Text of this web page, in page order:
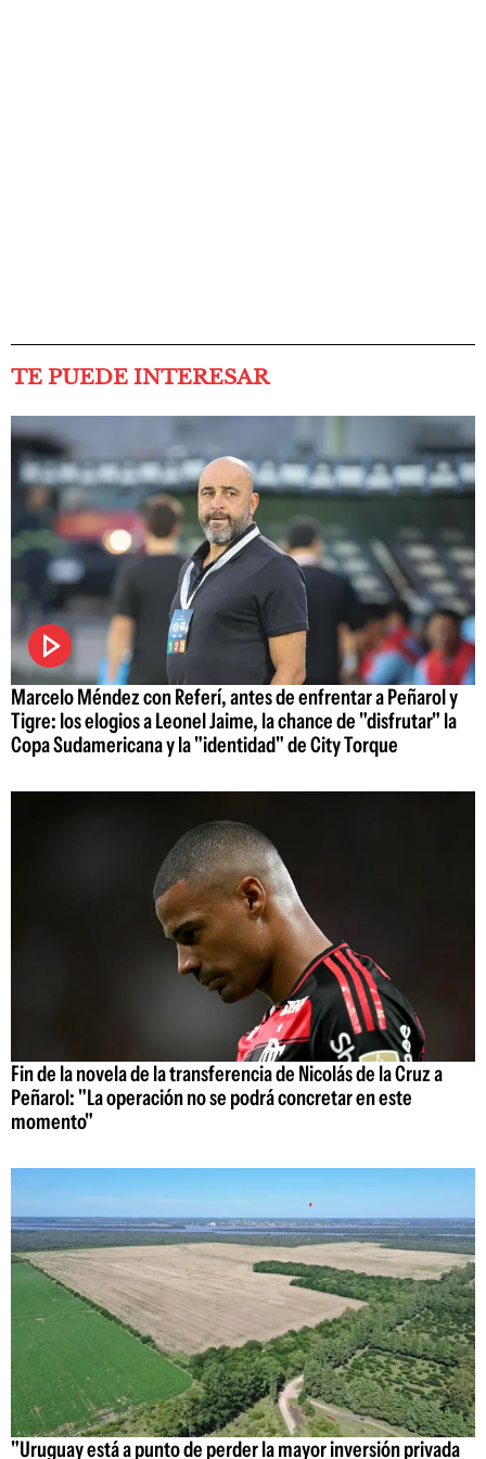
TE PUEDE INTERESAR
Marcelo Méndez con Referí, antes de enfrentar a Peñarol y
Tigre: los elogios a Leonel Jaime, la chance de "disfrutar" la
Copa Sudamericana y la "identidad" de City Torque
Fin de la novela de la transferencia de Nicolás de la Cruz a
Peñarol: "La operación no se podrá concretar en este
momento"
"Uruguay está a punto de perder la mayor inversión privada